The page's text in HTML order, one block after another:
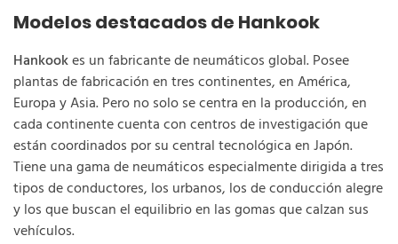
Modelos destacados de Hankook
Hankookes un fabricante de neumáticos global. Posee
plantas de fabricación en tres continentes, en América,
Europa y Asia. Pero no solo se centra en la producción, en
cada continente cuenta con centros de investigación que
están coordinados por su central tecnológica en Japón.
Tiene una gama de neumáticos especialmente dirigida a tres
tipos de conductores, los urbanos, los de conducción alegre
y los que buscan el equilibrio en las gomas que calzan sus
vehículos.